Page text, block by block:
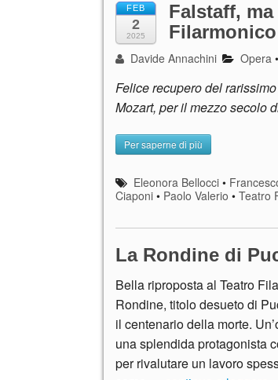
FEB
2
2025
Falstaff,
Davide Annachini Opera •
Felice recupero del rarissimo
Mozart, per il mezzo secolo
Per saperne di più
Eleonora Bellocci •
Ciaponi • Paolo Valerio • Teatro
La Rondine di
Bella riproposta al Teatro
Rondine, titolo desueto di
il centenario della morte.
una splendida protagonista
per rivalutare un lavoro